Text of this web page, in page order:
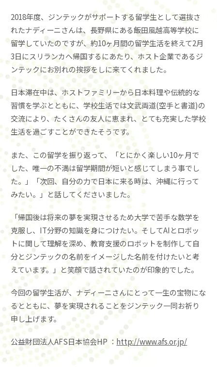
2018年度、ジンテックがサポートする留学生として選抜さ
れたナディーニさんは、長野県にある飯田風越高等学校に
留学していたのですが、約10ヶ月間の留学生活を終えて2月
3日にスリランカへ帰国するにあたり、ホスト企業であるジ
ンテックにお別れの挨拶をしに来てくれました。
日本滞在中は、ホストファミリーから日本料理や伝統的な
習慣を学ぶとともに、学校生活では文武両道(空手と書道)の
交流により、たくさんの友人に恵まれ、とても充実した学校
生活を過ごすことができたそうです。
また、この留学を振り返って、「とにかく楽しい10ヶ月で
した、唯一の不満は留学期間が短いと感じてしまう事でし
た。」「次回、自分の力で日本に来る時は、沖縄に行って
みたい。」と話してくださいました。
「帰国後は将来の夢を実現させるため大学で苦手な数学を
克服し、IT分野の知識を身につけたい。そしてAIとロボッ
トに関して理解を深め、教育支援のロボットを制作して自
分とジンテックの名前をイメージした名前を付けたいと考
えています。」と笑顔で話されていたのが印象的でした。
今回の留学生活が、ナディーニさんにとって一生の宝物にな
るとともに、夢を実現されることをジンテック一同お祈り
申し上げます。
公益財団法人AFS日本協会HP ： http://www.afs.or.jp/